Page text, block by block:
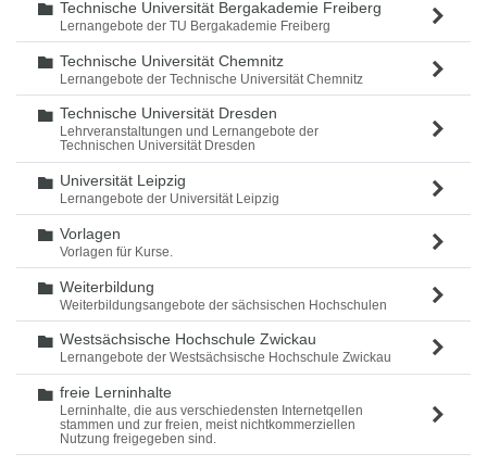
Ordner
Technische Universität Bergakademie Freiberg
Lernangebote der TU Bergakademie Freiberg
Ordner
Technische Universität Chemnitz
Lernangebote der Technische Universität Chemnitz
Ordner
Technische Universität Dresden
Lehrveranstaltungen und Lernangebote der
Technischen Universität Dresden
Ordner
Universität Leipzig
Lernangebote der Universität Leipzig
Ordner
Vorlagen
Vorlagen für Kurse.
Ordner
Weiterbildung
Weiterbildungsangebote der sächsischen Hochschulen
Ordner
Westsächsische Hochschule Zwickau
Lernangebote der Westsächsische Hochschule Zwickau
Ordner
freie Lerninhalte
Lerninhalte, die aus verschiedensten Internetqellen
stammen und zur freien, meist nichtkommerziellen
Nutzung freigegeben sind.